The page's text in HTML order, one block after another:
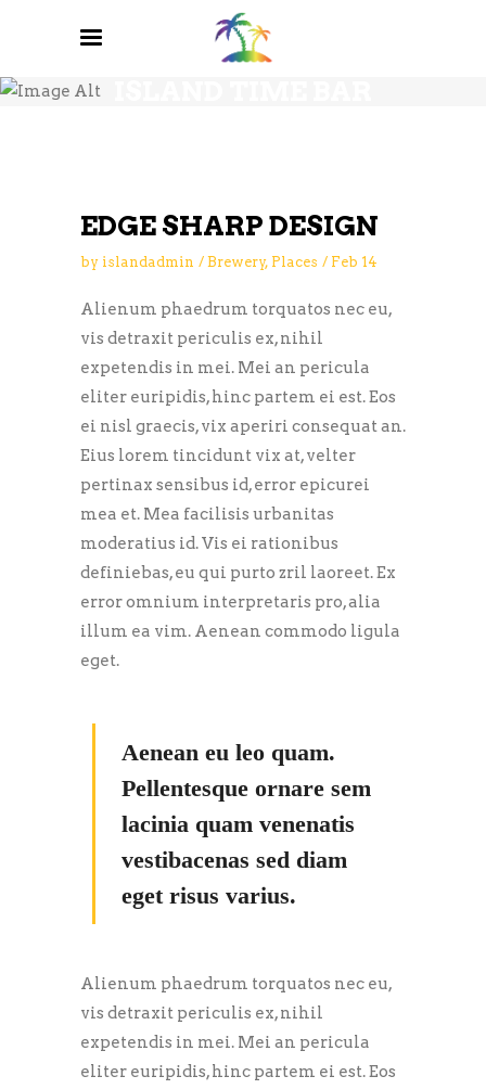
BREWERY BLOG
EDGE SHARP DESIGN
by islandadmin Brewery, Places Feb 14
Alienum phaedrum torquatos nec eu,
vis detraxit periculis ex, nihil
expetendis in mei. Mei an pericula
eliter euripidis, hinc partem ei est. Eos
ei nisl graecis, vix aperiri consequat an.
Eius lorem tincidunt vix at, velter
pertinax sensibus id, error epicurei
mea et. Mea facilisis urbanitas
moderatius id. Vis ei rationibus
definiebas, eu qui purto zril laoreet. Ex
error omnium interpretaris pro, alia
illum ea vim. Aenean commodo ligula
eget.
Aenean eu leo quam.
Pellentesque ornare sem
lacinia quam venenatis
vestibacenas sed diam
eget risus varius.
Alienum phaedrum torquatos nec eu,
vis detraxit periculis ex, nihil
expetendis in mei. Mei an pericula
eliter euripidis, hinc partem ei est. Eos